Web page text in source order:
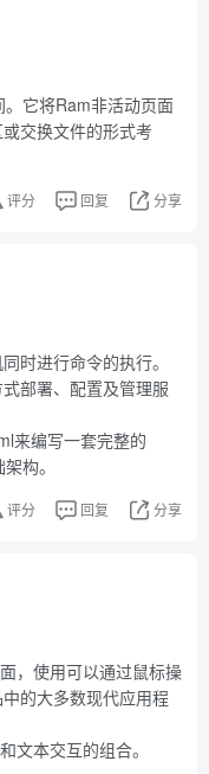
它将Ram非活动页面
交换文件的形式考
评分 回复 分享
时进行命令的执行。
部署、配置及管理服
来编写一套完整的
构。
评分 回复 分享
，使用可以通过鼠标操
的大多数现代应用程
文本交互的组合。